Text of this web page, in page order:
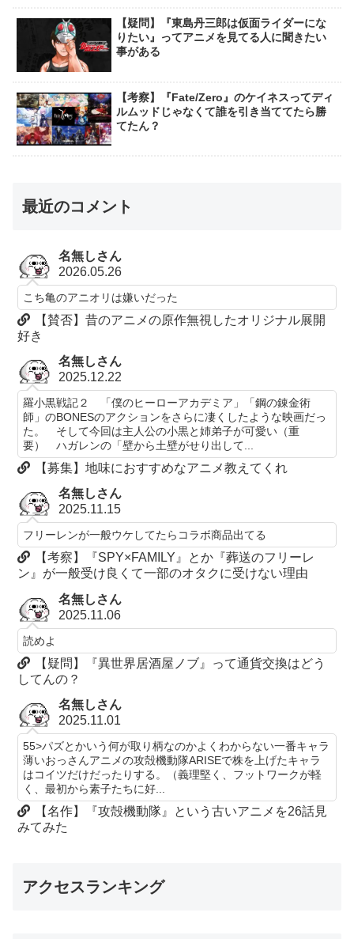
【疑問】『東島丹三郎は仮面ライダーにな
りたい』ってアニメを見てる人に聞きたい
事がある
【考察】『Fate/Zero』のケイネスってディ
ルムッドじゃなくて誰を引き当ててたら勝
てたん？
最近のコメント
名無しさん
2026.05.26
こち亀のアニオリは嫌いだった
【賛否】昔のアニメの原作無視したオリジナル展開
好き
名無しさん
2025.12.22
羅小黒戦記２ 「僕のヒーローアカデミア」「鋼の錬金術
師」のBONESのアクションをさらに凄くしたような映画だっ
た。 そして今回は主人公の小黒と姉弟子が可愛い（重
要） ハガレンの「壁から土壁がせり出して...
【募集】地味におすすめなアニメ教えてくれ
名無しさん
2025.11.15
フリーレンが一般ウケしてたらコラボ商品出てる
【考察】『SPY×FAMILY』とか『葬送のフリーレ
ン』が一般受け良くて一部のオタクに受けない理由
名無しさん
2025.11.06
読めよ
【疑問】『異世界居酒屋ノブ』って通貨交換はどう
してんの？
名無しさん
2025.11.01
55>パズとかいう何が取り柄なのかよくわからない一番キャラ
薄いおっさんアニメの攻殻機動隊ARISEで株を上げたキャラ
はコイツだけだったりする。（義理堅く、フットワークが軽
く、最初から素子たちに好...
【名作】『攻殻機動隊』という古いアニメを26話見
みてみた
アクセスランキング